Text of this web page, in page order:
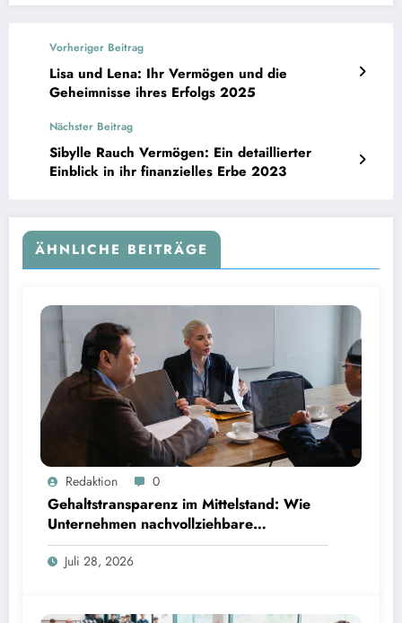
Vorheriger Beitrag
Lisa und Lena: Ihr Vermögen und die
Geheimnisse ihres Erfolgs 2025
Nächster Beitrag
Sibylle Rauch Vermögen: Ein detaillierter
Einblick in ihr finanzielles Erbe 2023
ÄHNLICHE BEITRÄGE
Gehaltstransparenz im Mittelstand: Wie Unternehmen nachvollziehbare Vergütungsmodelle
schaffenRedaktion 0
Gehaltstransparenz im Mittelstand: Wie
Unternehmen nachvollziehbare
Vergütungsmodelle schaffen
Juli 28, 2026